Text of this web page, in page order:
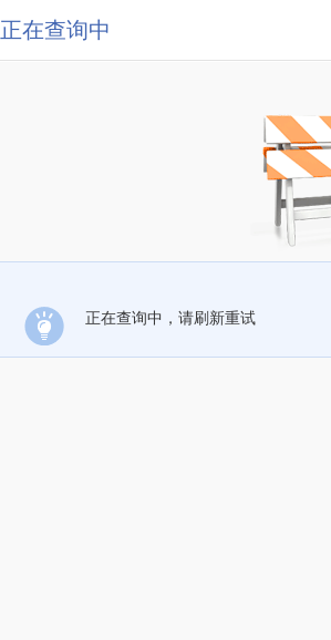
正在查询中
正在查询中，请刷新重试